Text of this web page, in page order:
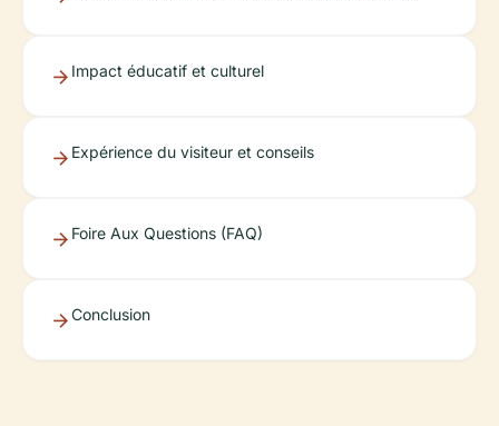
Impact éducatif et culturel
Expérience du visiteur et conseils
Foire Aux Questions (FAQ)
Conclusion